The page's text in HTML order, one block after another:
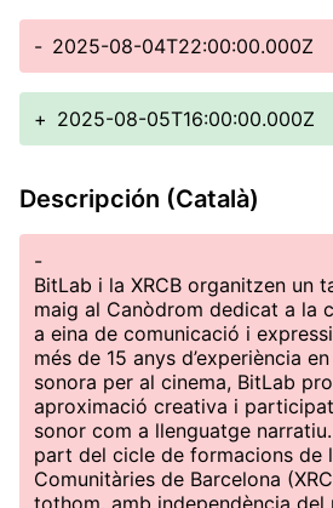
- 2025-08-04T22:00:00.000Z
+ 2025-08-05T16:00:00.000Z
Descripción (Català)
-
BitLab i la XRCB organitzen un
maig al Canòdrom dedicat a la
a eina de comunicació i
més de 15 anys d’experiència
sonora per al cinema, BitLab
aproximació creativa i
sonor com a llenguatge
part del cicle de formacions de
Comunitàries de Barcelona
tothom, amb independència del